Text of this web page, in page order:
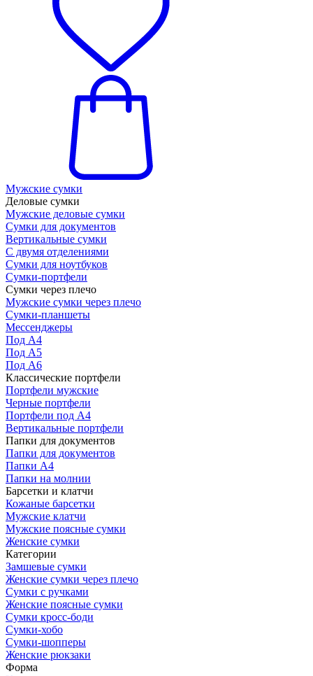
Мужские сумки
Деловые сумки
Мужские деловые сумки
Сумки для документов
Вертикальные сумки
С двумя отделениями
Сумки для ноутбуков
Сумки-портфели
Сумки через плечо
Мужские сумки через плечо
Сумки-планшеты
Мессенджеры
Под А4
Под А5
Под А6
Классические портфели
Портфели мужские
Черные портфели
Портфели под А4
Вертикальные портфели
Папки для документов
Папки для документов
Папки А4
Папки на молнии
Барсетки и клатчи
Кожаные барсетки
Мужские клатчи
Мужские поясные сумки
Женские сумки
Категории
Замшевые сумки
Женские сумки через плечо
Сумки с ручками
Женские поясные сумки
Сумки кросс-боди
Сумки-хобо
Сумки-шопперы
Женские рюкзаки
Форма